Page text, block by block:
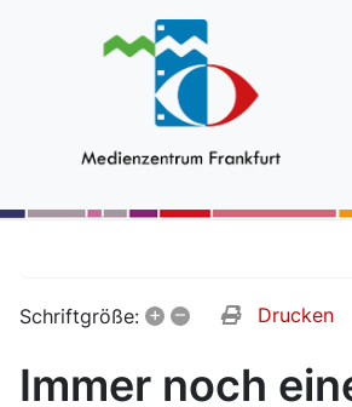
Schriftgröße: + – Drucken
Immer noch